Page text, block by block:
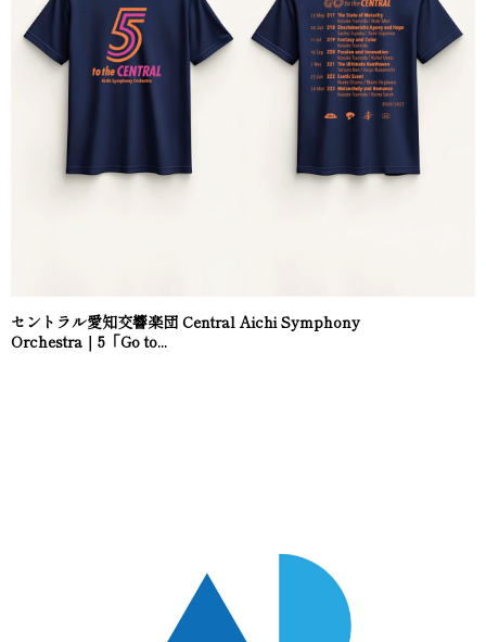
セントラル愛知交響楽団 Central Aichi Symphony
Orchestra｜5「Go to...